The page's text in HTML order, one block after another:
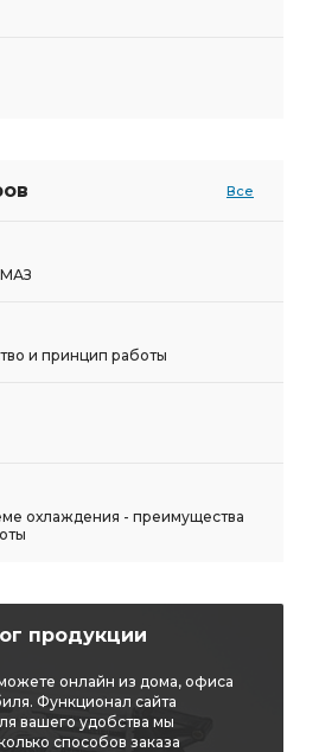
Все
и принцип работы
охлаждения - преимущества
продукции
онлайн из дома, офиса
Функционал сайта
вашего удобства мы
способов заказа